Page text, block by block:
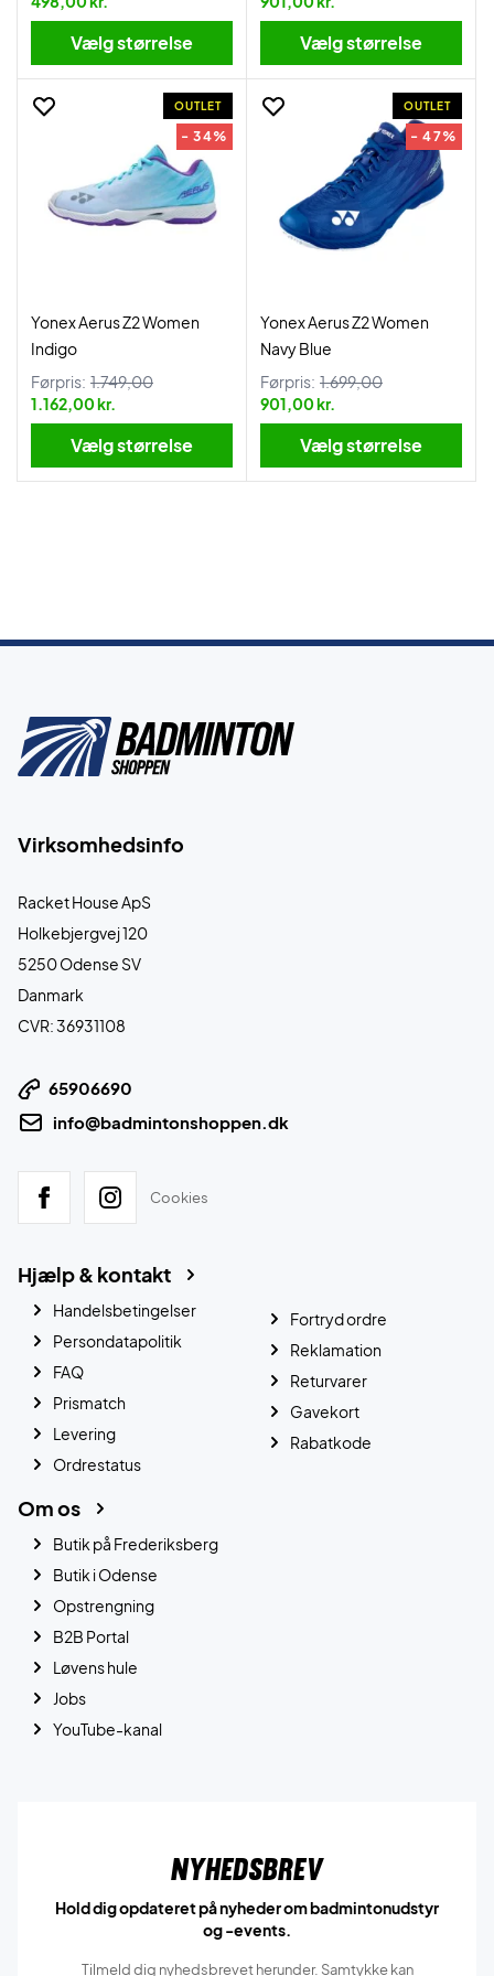
Vælg størrelse Vælg størrelse
OUTLET
- 34%
Yonex Aerus Z2 Women
Indigo
Førpris: 1.749,00
1.162,00 kr.
Vælg størrelse
OUTLET
- 47%
Yonex Aerus Z2 Women
Navy Blue
Førpris: 1.699,00
901,00 kr.
Vælg størrelse
Virksomhedsinfo
Racket House ApS
Holkebjergvej 120
5250 Odense SV
Danmark
CVR: 36931108
65906690
info@badmintonshoppen.dk
Cookies
Hjælp & kontakt
Handelsbetingelser
Persondatapolitik
FAQ
Prismatch
Levering
Ordrestatus
Fortryd ordre
Reklamation
Returvarer
Gavekort
Rabatkode
Om os
Butik på Frederiksberg
Butik i Odense
Opstrengning
B2B Portal
Løvens hule
Jobs
YouTube-kanal
Nyhedsbrev
Hold dig opdateret på nyheder om badmintonudstyr
og -events.
Tilmeld dig nyhedsbrevet herunder. Samtykke kan